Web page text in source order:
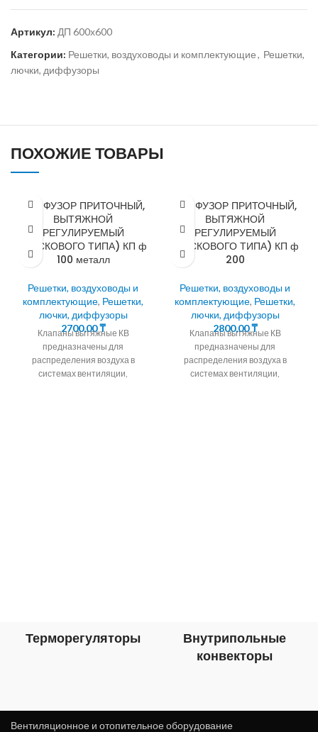
Артикул: ДП 600х600
Категории: Решетки, воздуховоды и комплектующие, Решетки,
лючки, диффузоры
ПОХОЖИЕ ТОВАРЫ
ДИФФУЗОР ПРИТОЧНЫЙ,
ВЫТЯЖНОЙ
РЕГУЛИРУЕМЫЙ
(ДИСКОВОГО ТИПА) КП ф
100 металл
Решетки, воздуховоды и
комплектующие, Решетки,
лючки, диффузоры
2700,00₸
Клапаны вытяжные КВ
предназначены для
распределения воздуха в
системах вентиляции,
ДИФФУЗОР ПРИТОЧНЫЙ,
ВЫТЯЖНОЙ
РЕГУЛИРУЕМЫЙ
(ДИСКОВОГО ТИПА) КП ф
200
Решетки, воздуховоды и
комплектующие, Решетки,
лючки, диффузоры
2800,00₸
Клапаны вытяжные КВ
предназначены для
распределения воздуха в
системах вентиляции,
Терморегуляторы
Внутрипольные
конвекторы
Вентиляционное и отопительное оборудование